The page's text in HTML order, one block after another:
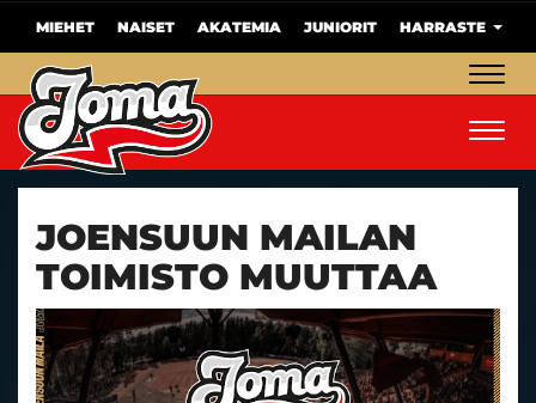
MIEHET NAISET AKATEMIA JUNIORIT HARRASTE
JOENSUUN MAILAN
TOIMISTO MUUTTAA